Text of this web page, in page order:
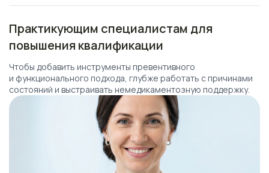
Практикующим специалистам для
повышения квалификации
Чтобы добавить инструменты превентивного
и функционального подхода, глубже работать с причинами
состояний и выстраивать немедикаментозную поддержку.